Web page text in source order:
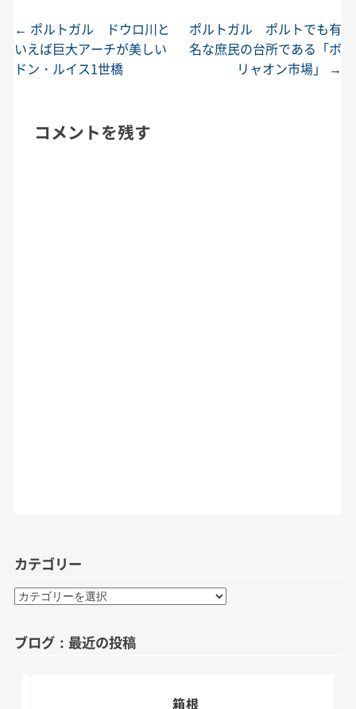
投稿ナビゲーション
← ポルトガル ドウロ川と
いえば巨大アーチが美しい
ドン・ルイス1世橋
ポルトガル ポルトでも有
名な庶民の台所である「ボ
リャオン市場」
→
コメントを残す
カテゴリー
カ
リ
ブログ：最近の投稿
箱根